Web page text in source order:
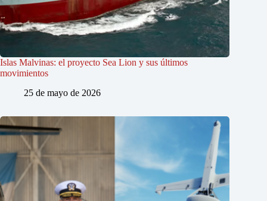
Islas Malvinas: el proyecto Sea Lion y sus últimos
movimientos
25 de mayo de 2026